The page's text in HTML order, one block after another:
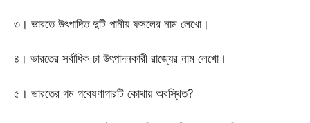
৩। ভারতে উৎপাদিত দুটি পানীয় ফসলের নাম লেখো।
৪। ভারতের সর্বাধিক চা উৎপাদনকারী রাজ্যের নাম লেখো।
৫। ভারতের গম গবেষণাগারটি কোথায় অবস্থিত?